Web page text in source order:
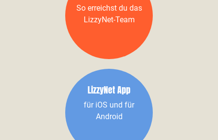
So erreichst du das
LizzyNet-Team
LizzyNet App
für iOS und für
Android